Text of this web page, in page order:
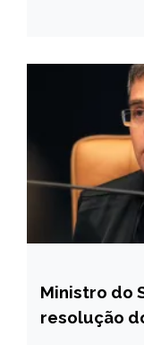
BRASIL
NOTÍCIAS
Ministro do
resolução